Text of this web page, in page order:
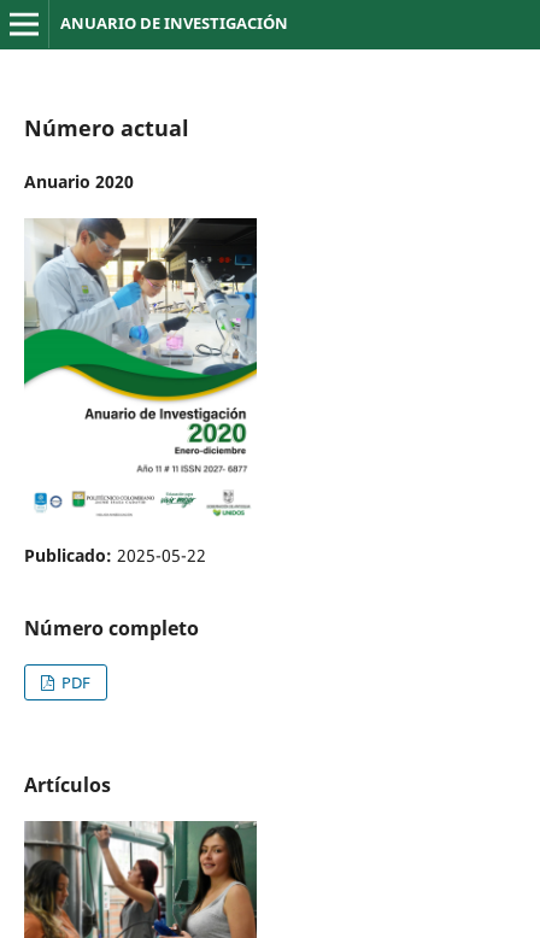
ANUARIO DE INVESTIGACIÓN
Número actual
Anuario 2020
Publicado: 2025-05-22
Número completo
PDF
Artículos